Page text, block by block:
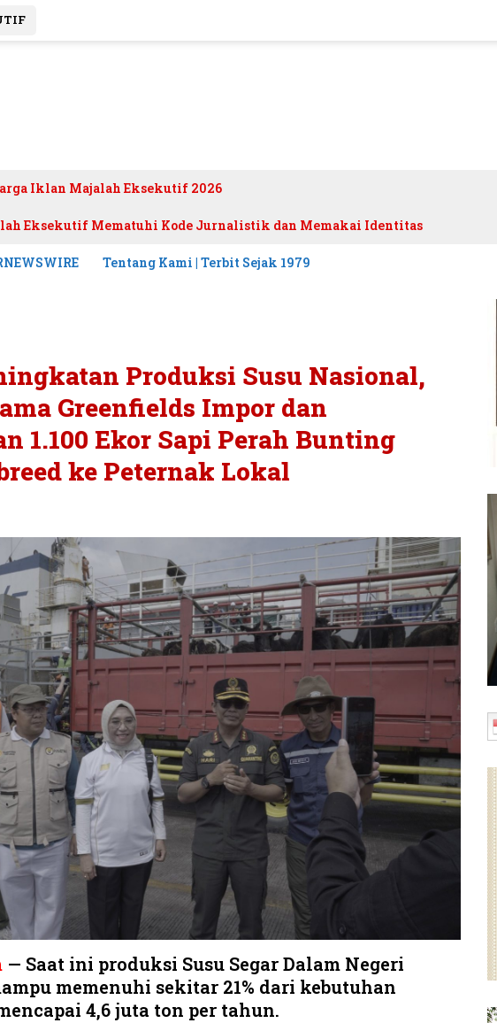
Iklan Majalah Eksekutif 2026
Eksekutif Mematuhi Kode Jurnalistik dan Memakai Identitas
Tentang Kami | Terbit Sejak 1979
Produksi Susu Nasional,
Greenfields Impor dan
1.100 Ekor Sapi Perah Bunting
ke Peternak Lokal
— Saat ini produksi Susu Segar Dalam Negeri
memenuhi sekitar 21% dari kebutuhan
4,6 juta ton per tahun.